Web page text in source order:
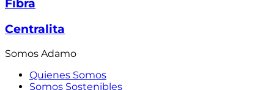
Fibra
Centralita
Somos Adamo
Quienes Somos
Somos Sostenibles